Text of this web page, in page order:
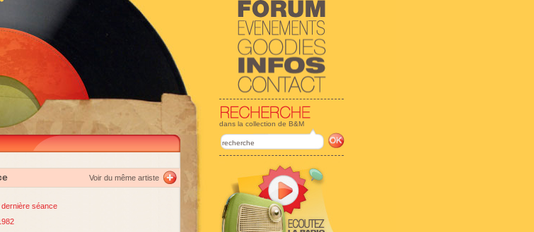
dans la collection de B&M
Voir du même artiste
dernière séance